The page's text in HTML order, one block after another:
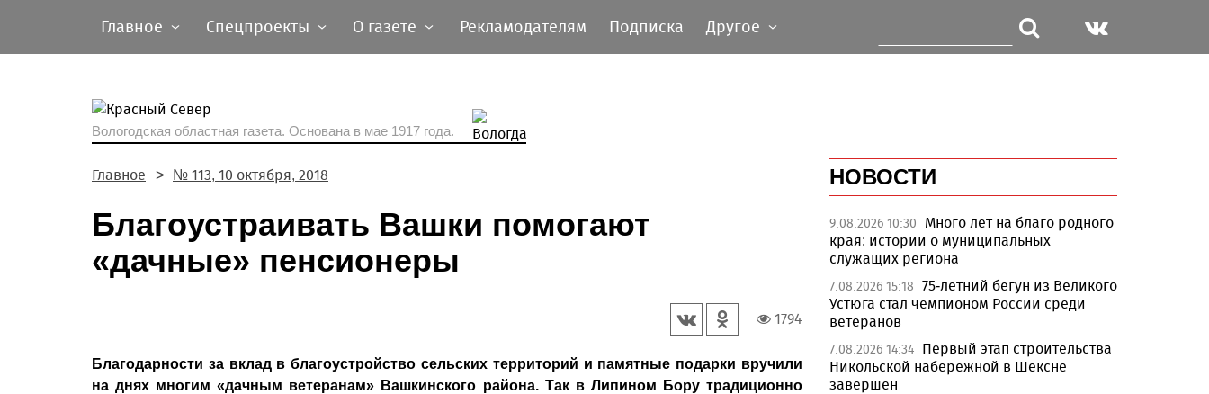
Главное Спецпроекты О газете Рекламодателям Подписка Другое
Вологодская областная газета. Основана в мае 1917 года.
Главное № 113, 10 октября, 2018
Благоустраивать Вашки помогают
«дачные» пенсионеры
1794
Благодарности за вклад в благоустройство сельских территорий и памятные подарки вручили
на днях многим «дачным ветеранам» Вашкинского района. Так в Липином Бору традиционно
НОВОСТИ
9.08.2026 10:30
Много лет на благо родного
края: истории о муниципальных
служащих региона
7.08.2026 15:18 75-летний бегун из Великого
Устюга стал чемпионом России среди
ветеранов
7.08.2026 14:34 Первый этап строительства
Никольской набережной в Шексне
завершен